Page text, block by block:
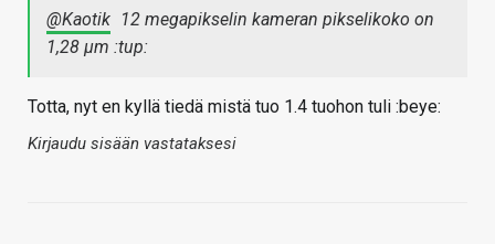
@Kaotik 12 megapikselin kameran pikselikoko on
1,28 µm :tup:
Totta, nyt en kyllä tiedä mistä tuo 1.4 tuohon tuli :beye:
Kirjaudu sisään vastataksesi